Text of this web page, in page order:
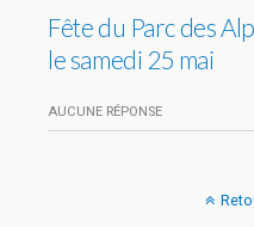
Fête du Parc des
le samedi 25 mai
AUCUNE RÉPONSE